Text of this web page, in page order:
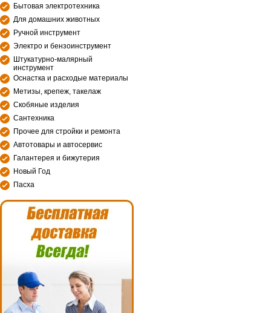
Бытовая электротехника
Для домашних животных
Ручной инструмент
Электро и бензоинструмент
Штукатурно-малярный
инструмент
Оснастка и расходые материалы
Метизы, крепеж, такелаж
Скобяные изделия
Сантехника
Прочее для стройки и ремонта
Автотовары и автосервис
Галантерея и бижутерия
Новый Год
Пасха